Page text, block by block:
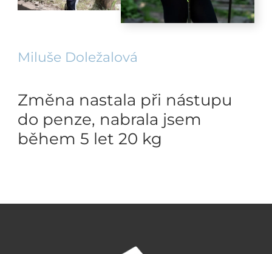
Miluše Doležalová
Změna nastala při nástupu
do penze, nabrala jsem
během 5 let 20 kg